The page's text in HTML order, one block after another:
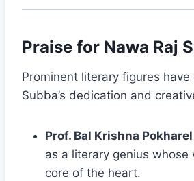
Praise for Nawa Raj
Prominent literary figures have
Subba’s dedication and
Prof. Bal Krishna Pokharel
as a literary genius whose
core of the heart.